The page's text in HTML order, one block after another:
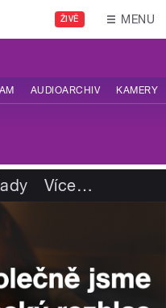
ŽIVĚ MENU
AUDIOARCHIV KAMERY
Více…